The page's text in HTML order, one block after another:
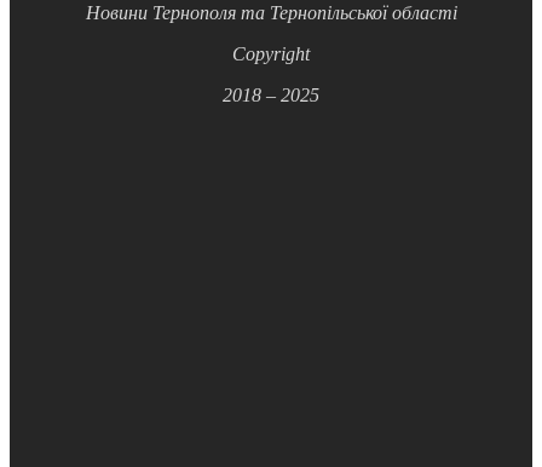
Новини Тернополя та Тернопільської області
Copyright
2018 – 2025